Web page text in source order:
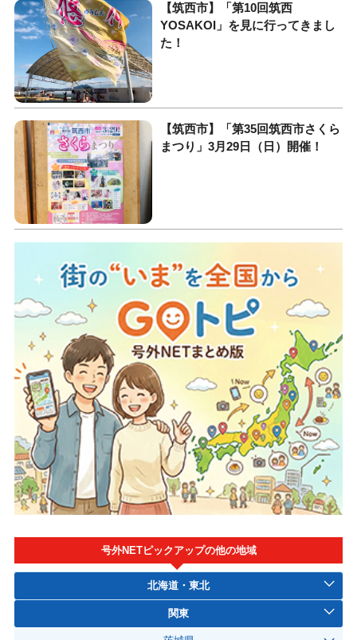
【筑西市】「第10回筑西
YOSAKOI」を見に行ってきまし
た！
【筑西市】「第35回筑西市さくら
まつり」3月29日（日）開催！
号外NETピックアップの他の地域
北海道・東北
関東